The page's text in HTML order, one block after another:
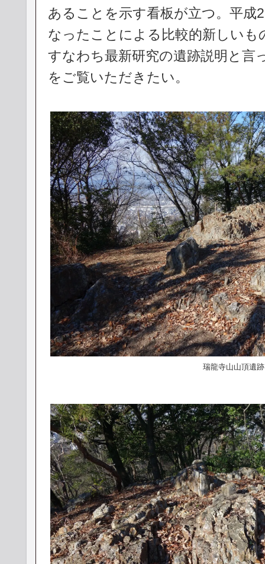
あることを示す看板が立つ。平成
なったことによる比較的新しいも
すなわち最新研究の遺跡説明と言
をご覧いただきたい。
瑞龍寺山山頂遺跡